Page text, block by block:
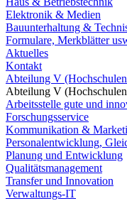
Elektronik & Medien
Bauunterhaltung &
Formulare, Merkblätter
Aktuelles
Kontakt
Abteilung V
Abteilung V
Arbeitsstelle gute und
Forschungsservice
Kommunikation &
Personalentwicklung,
Planung und Entwicklung
Qualitätsmanagement
Transfer und Innovation
Verwaltungs-IT